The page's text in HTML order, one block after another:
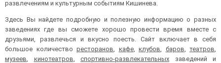
развлечениям и культурным событиям Кишинева.
Здесь Вы найдете подробную и полезную информацию о разных
заведениях где вы сможете хорошо провести время вместе с
друзьями, развлечься и вкусно поесть. Сайт включает в себя
большое количество ресторанов, кафе, клубов, баров, театров,
музеев, кинотеатров, спортивно-развлекательных заведений и